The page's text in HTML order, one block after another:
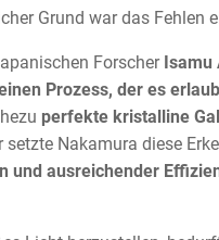
Grund war das Fehlen
ForscherIsamu
Prozess, der es
perfekte kristalline
Nakamura diese
und ausreichender